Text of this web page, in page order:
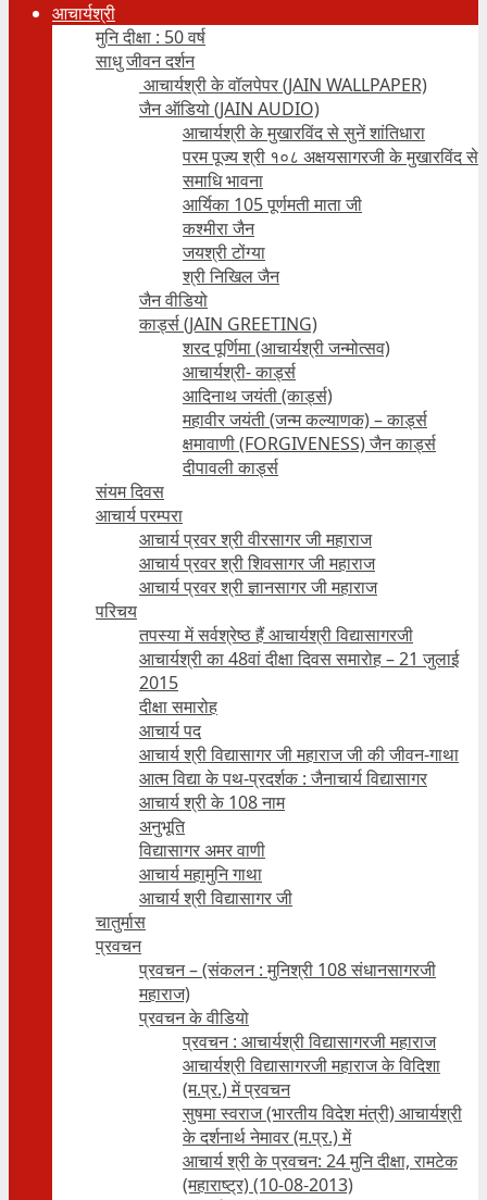
आचार्यश्री
मुनि दीक्षा : 50 वर्ष
साधु जीवन दर्शन
आचार्यश्री के वॉलपेपर (JAIN WALLPAPER)
जैन ऑडियो (JAIN AUDIO)
आचार्यश्री के मुखारविंद से सुनें शांतिधारा
परम पूज्य श्री १०८ अक्षयसागरजी के मुखारविंद से
समाधि भावना
आर्यिका 105 पूर्णमती माता जी
कश्मीरा जैन
जयश्री टोंग्या
श्री निखिल जैन
जैन वीडियो
कार्ड्स (JAIN GREETING)
शरद पूर्णिमा (आचार्यश्री जन्मोत्सव)
आचार्यश्री- कार्ड्स
आदिनाथ जयंती (कार्ड्स)
महावीर जयंती (जन्म कल्याणक) – कार्ड्स
क्षमावाणी (FORGIVENESS) जैन कार्ड्स
दीपावली कार्ड्स
संयम दिवस
आचार्य परम्परा
आचार्य प्रवर श्री वीरसागर जी महाराज
आचार्य प्रवर श्री शिवसागर जी महाराज
आचार्य प्रवर श्री ज्ञानसागर जी महाराज
परिचय
तपस्या में सर्वश्रेष्ठ हैं आचार्यश्री विद्यासागरजी
आचार्यश्री का 48वां दीक्षा दिवस समारोह – 21 जुलाई
2015
दीक्षा समारोह
आचार्य पद
आचार्य श्री विद्यासागर जी महाराज जी की जीवन-गाथा
आत्म विद्या के पथ-प्रदर्शक : जैनाचार्य विद्यासागर
आचार्य श्री के 108 नाम
अनुभूति
विद्यासागर अमर वाणी
आचार्य महामुनि गाथा
आचार्य श्री विद्यासागर जी
चातुर्मास
प्रवचन
प्रवचन – (संकलन : मुनिश्री 108 संधानसागरजी
महाराज)
प्रवचन के वीडियो
प्रवचन : आचार्यश्री ‍विद्यासागरजी महाराज
आचार्यश्री विद्यासागरजी महाराज के विदिशा
(म.प्र.) में प्रवचन
सुषमा स्वराज (भारतीय विदेश मंत्री) आचार्यश्री
के दर्शनार्थ नेमावर (म.प्र.) में
आचार्य श्री के प्रवचन: 24 मुनि दीक्षा, रामटेक
(महाराष्ट्र) (10-08-2013)